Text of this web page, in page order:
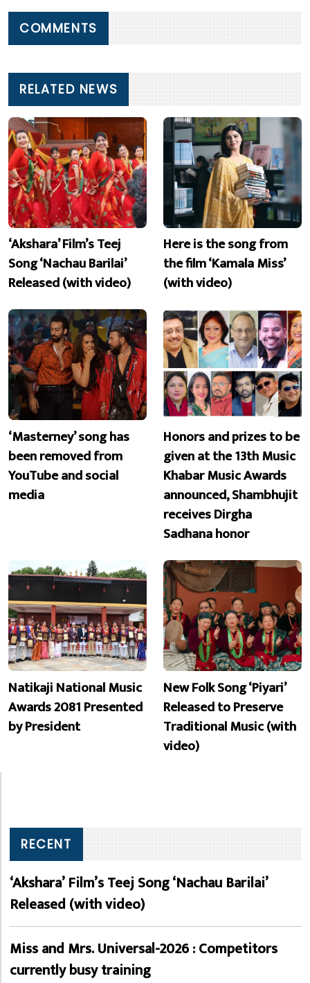
COMMENTS
RELATED NEWS
‘Akshara’ Film’s Teej
Song ‘Nachau Barilai’
Released (with video)
Here is the song from
the film ‘Kamala Miss’
(with video)
‘Masterney’ song has
been removed from
YouTube and social
media
Honors and prizes to be
given at the 13th Music
Khabar Music Awards
announced, Shambhujit
receives Dirgha
Sadhana honor
Natikaji National Music
Awards 2081 Presented
by President
New Folk Song ‘Piyari’
Released to Preserve
Traditional Music (with
video)
RECENT
‘Akshara’ Film’s Teej Song ‘Nachau Barilai’
Released (with video)
Miss and Mrs. Universal-2026 : Competitors
currently busy training